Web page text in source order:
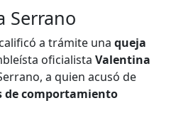
Serrano
a trámite una queja
oficialistaValentina
a quien acusó de
de comportamiento